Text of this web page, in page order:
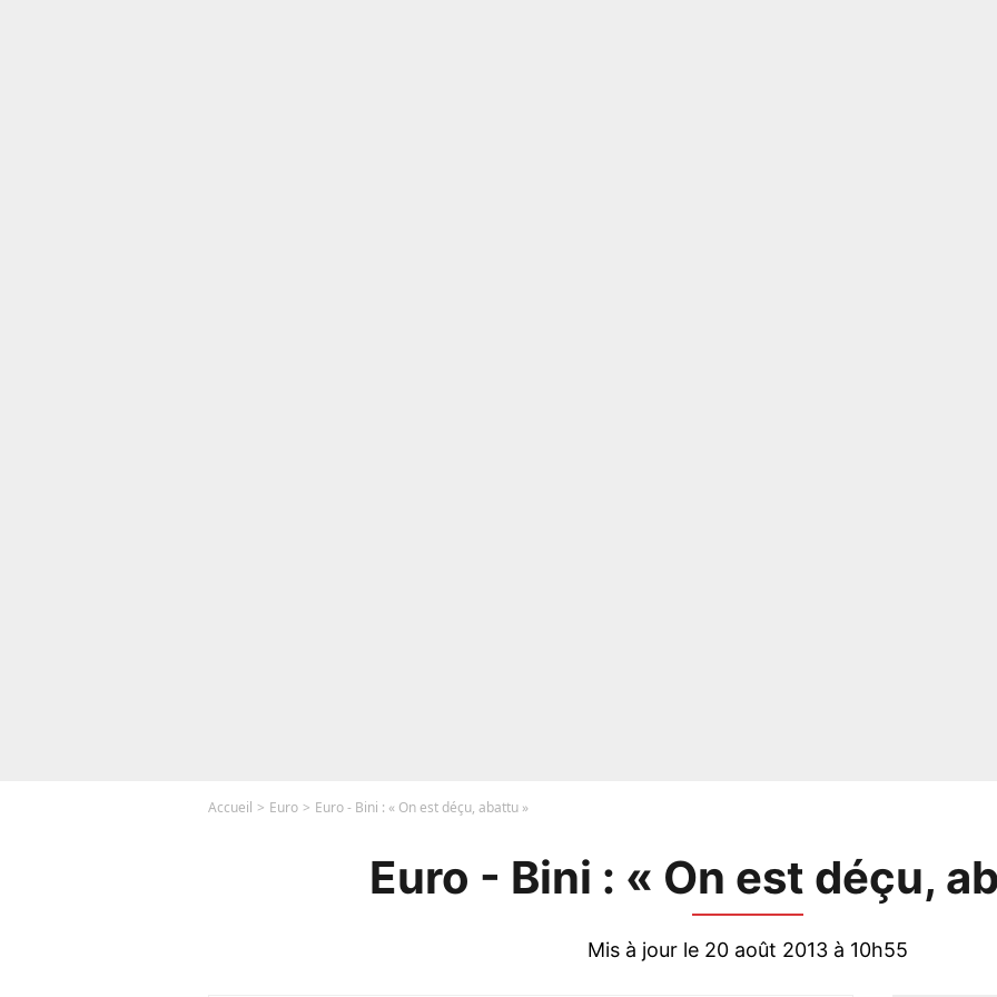
Accueil Euro Euro - Bini : « On est déçu, abattu »
Euro - Bini : « On est déçu,
Mis à jour le 20 août 2013 à 10h55